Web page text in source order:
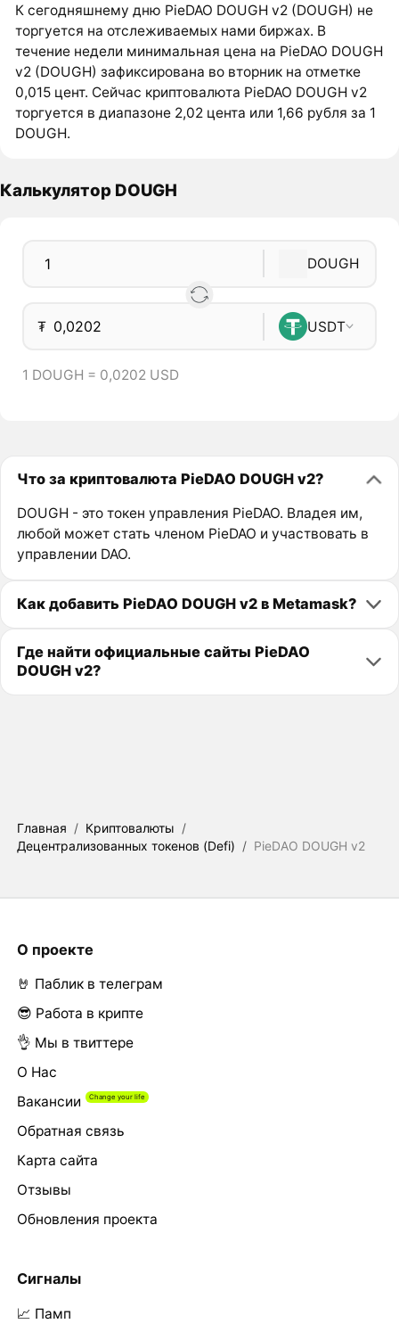
К сегодняшнему дню PieDAO DOUGH v2 (DOUGH) не
торгуется на отслеживаемых нами биржах. В
течение недели минимальная цена на PieDAO DOUGH
v2 (DOUGH) зафиксирована во вторник на отметке
0,015 цент. Сейчас криптовалюта PieDAO DOUGH v2
торгуется в диапазоне 2,02 цента или 1,66 рубля за 1
DOUGH.
Калькулятор DOUGH
DOUGH
₮ USDT
1 DOUGH = 0,0202 USD
Что за криптовалюта PieDAO DOUGH v2?
DOUGH - это токен управления PieDAO. Владея им,
любой может стать членом PieDAO и участвовать в
управлении DAO.
Как добавить PieDAO DOUGH v2 в Metamask?
Где найти официальные сайты PieDAO
DOUGH v2?
Главная / Криптовалюты /
Децентрализованных токенов (Defi) / PieDAO DOUGH v2
О проекте
🤘 Паблик в телеграм
😎 Работа в крипте
👌 Мы в твиттере
О Нас
Вакансии
Обратная связь
Карта сайта
Отзывы
Обновления проекта
Сигналы
📈 Памп